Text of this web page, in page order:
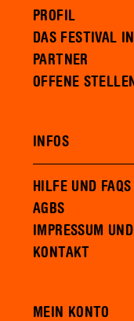
PROFIL
DAS FESTIVAL
PARTNER
OFFENE
INFOS
HILFE UND FAQS
AGBS
IMPRESSUM
KONTAKT
MEIN KONTO